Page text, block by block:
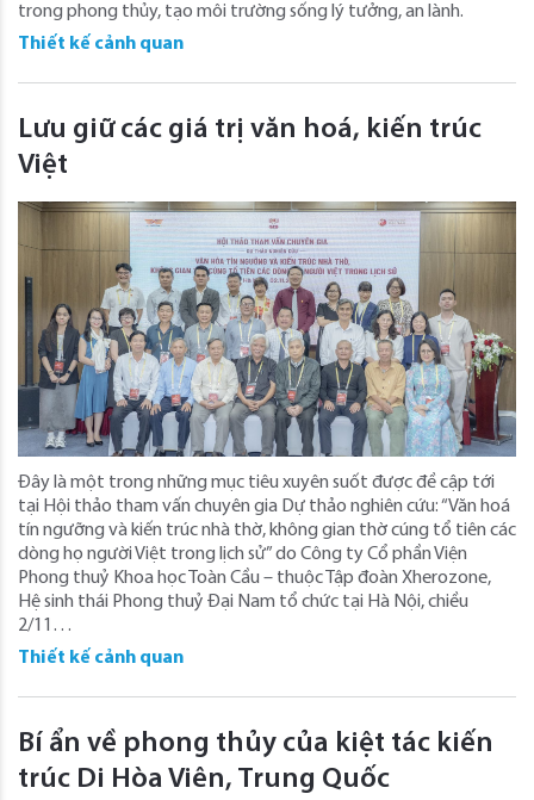
trong phong thủy, tạo môi trường sống lý tưởng, an lành.
Thiết kế cảnh quan
Lưu giữ các giá trị văn hoá, kiến trúc
Việt
Đây là một trong những mục tiêu xuyên suốt được đề cập tới
tại Hội thảo tham vấn chuyên gia Dự thảo nghiên cứu: “Văn hoá
tín ngưỡng và kiến trúc nhà thờ, không gian thờ cúng tổ tiên các
dòng họ người Việt trong lịch sử” do Công ty Cổ phần Viện
Phong thuỷ Khoa học Toàn Cầu – thuộc Tập đoàn Xherozone,
Hệ sinh thái Phong thuỷ Đại Nam tổ chức tại Hà Nội, chiều
2/11…
Thiết kế cảnh quan
Bí ẩn về phong thủy của kiệt tác kiến
trúc Di Hòa Viên, Trung Quốc